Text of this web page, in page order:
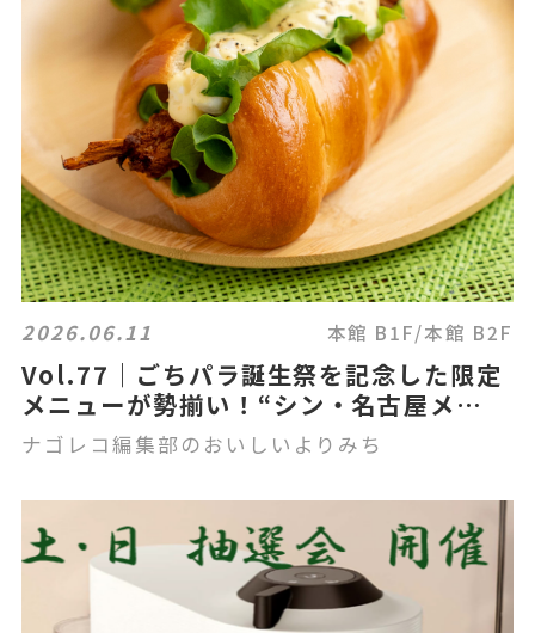
2026.06.11 本館 B1F/本館 B2F
Vol.77｜ごちパラ誕生祭を記念した限定
メニューが勢揃い！“シン・名古屋メ
シ"特集」
ナゴレコ編集部のおいしいよりみち